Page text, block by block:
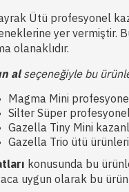
Ütü profesyonel
yer vermiştir.
olanaklıdır.
alseçeneğiyle bu
Magma Mini
Silter Süper
Gazella Tiny Mini
Gazella Trio ütü
konusunda bu
uygun olarak bu